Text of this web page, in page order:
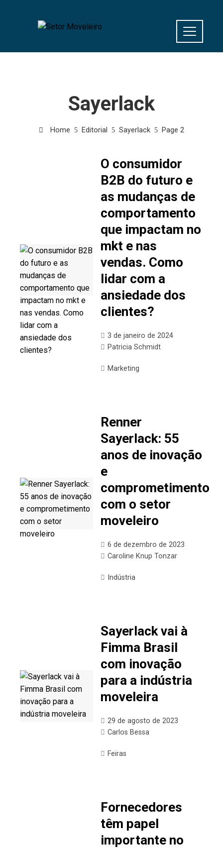
Sayerlack
Home Editorial Sayerlack Page 2
O consumidor
B2B do futuro e
as mudanças de
comportamento
que impactam no
mkt e nas
vendas. Como
lidar com a
ansiedade dos
clientes?
3 de janeiro de 2024
Patricia Schmidt
Marketing
Renner
Sayerlack: 55
anos de inovação
e
comprometimento
com o setor
moveleiro
6 de dezembro de 2023
Caroline Knup Tonzar
Indústria
Sayerlack vai à
Fimma Brasil
com inovação
para a indústria
moveleira
29 de agosto de 2023
Carlos Bessa
Feiras
Fornecedores
têm papel
importante no